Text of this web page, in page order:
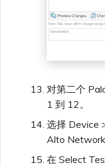
对第二个
1 到 12。
选择 Device
Alto
在 Select